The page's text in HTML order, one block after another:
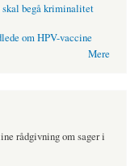
skal begå kriminalitet
om HPV-vaccine
Mere
rådgivning om sager i